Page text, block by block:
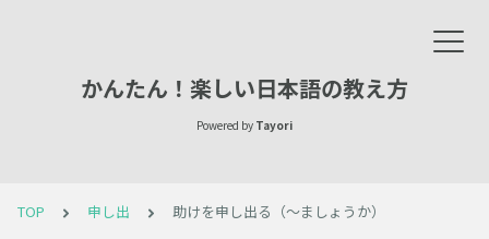
かんたん！楽しい日本語の教え方
Powered by Tayori
TOP 申し出 助けを申し出る（～ましょうか）